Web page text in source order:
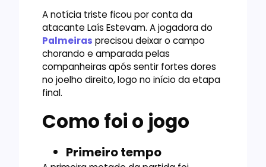
A notícia triste ficou por conta da
atacante Laís Estevam. A jogadora do
Palmeiras precisou deixar o campo
chorando e amparada pelas
companheiras após sentir fortes dores
no joelho direito, logo no início da etapa
final.
Como foi o jogo
Primeiro tempo